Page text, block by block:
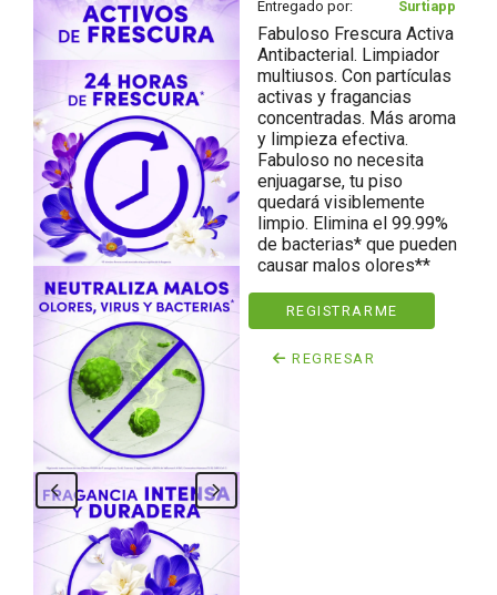
Entregado por: Surtiapp
Fabuloso Frescura Activa
Antibacterial. Limpiador
multiusos. Con partículas
activas y fragancias
concentradas. Más aroma
y limpieza efectiva.
Fabuloso no necesita
enjuagarse, tu piso
quedará visiblemente
limpio. Elimina el 99.99%
de bacterias* que pueden
causar malos olores**
REGISTRARME
REGRESAR